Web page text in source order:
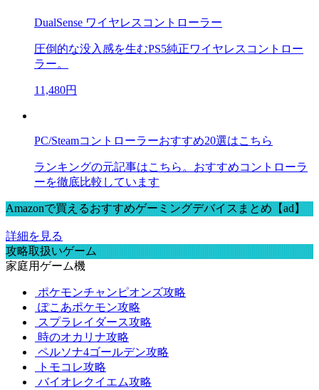
DualSense ワイヤレスコントローラー
圧倒的な没入感を生むPS5純正ワイヤレスコントロー
ラー。
11,480円
PC/Steamコントローラーおすすめ20選はこちら
ランキングの元記事はこちら。おすすめコントローラ
ーを徹底比較しています
Amazonで買えるおすすめゲーミングデバイスまとめ【ad】
詳細を見る
攻略取扱いゲーム
家庭用ゲーム機
ポケモンチャンピオンズ攻略
ぽこあポケモン攻略
スプラレイダース攻略
時のオカリナ攻略
ペルソナ4ゴールデン攻略
トモコレ攻略
バイオレクイエム攻略